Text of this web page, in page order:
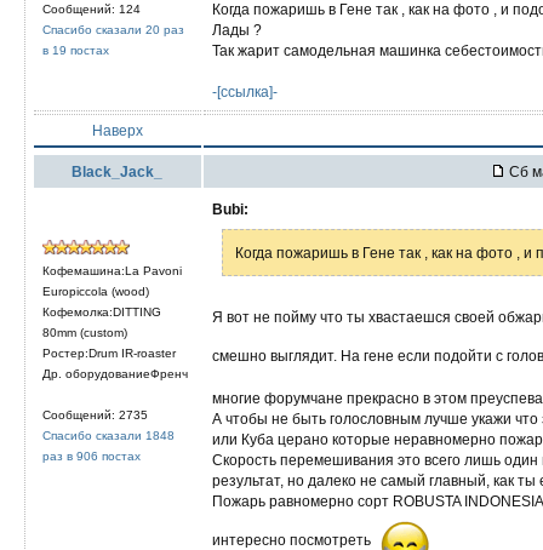
Сообщений: 124
Спасибо сказали 20 раз
в 19 постах
Когда пожаришь в Гене так , как на фото , и
Лады ?
Так жарит самодельная машинка
-[ссылка]-
Наверх
Black_Jack_ Сб
Кофемашина:La Pavoni
Europiccola (wood)
Кофемолка:DITTING
80mm (custom)
Ростер:Drum IR-roaster
Др. оборудованиеФренч
Сообщений: 2735
Спасибо сказали 1848
раз в 906 постах
Bubi:
Когда пожаришь в Гене так , как на фото , и
Я вот не пойму что ты хвастаешся своей
смешно выглядит. На гене если подойти с
многие форумчане прекрасно в этом
А чтобы не быть голословным лучше укажи
или Куба церано которые неравномерно
Скорость перемешивания это всего лишь
результат, но далеко не самый главный, как
Пожарь равномерно сорт ROBUSTA
интересно посмотреть